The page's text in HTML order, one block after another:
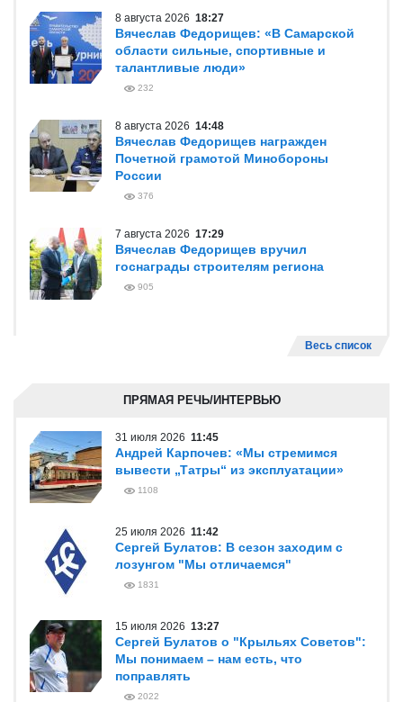
8 августа 2026 18:27
Вячеслав Федорищев: «В Самарской
области сильные, спортивные и
талантливые люди»
232
8 августа 2026 14:48
Вячеслав Федорищев награжден
Почетной грамотой Минобороны
России
376
7 августа 2026 17:29
Вячеслав Федорищев вручил
госнаграды строителям региона
905
Весь список
ПРЯМАЯ РЕЧЬ/ИНТЕРВЬЮ
31 июля 2026 11:45
Андрей Карпочев: «Мы стремимся
вывести „Татры“ из эксплуатации»
1108
25 июля 2026 11:42
Сергей Булатов: В сезон заходим с
лозунгом "Мы отличаемся"
1831
15 июля 2026 13:27
Сергей Булатов о "Крыльях Советов":
Мы понимаем – нам есть, что
поправлять
2022